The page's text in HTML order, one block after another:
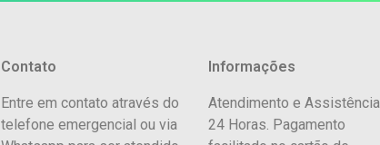
Contato
Entre em contato através do
telefone emergencial ou via
Informações
Atendimento e Assistência
24 Horas. Pagamento